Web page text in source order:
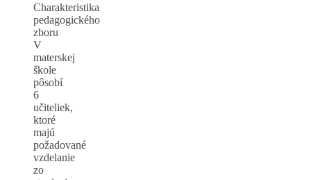
Charakteristika
pedagogického
zboru
V
materskej
škole
pôsobí
6
učiteliek,
ktoré
majú
požadované
vzdelanie
zo